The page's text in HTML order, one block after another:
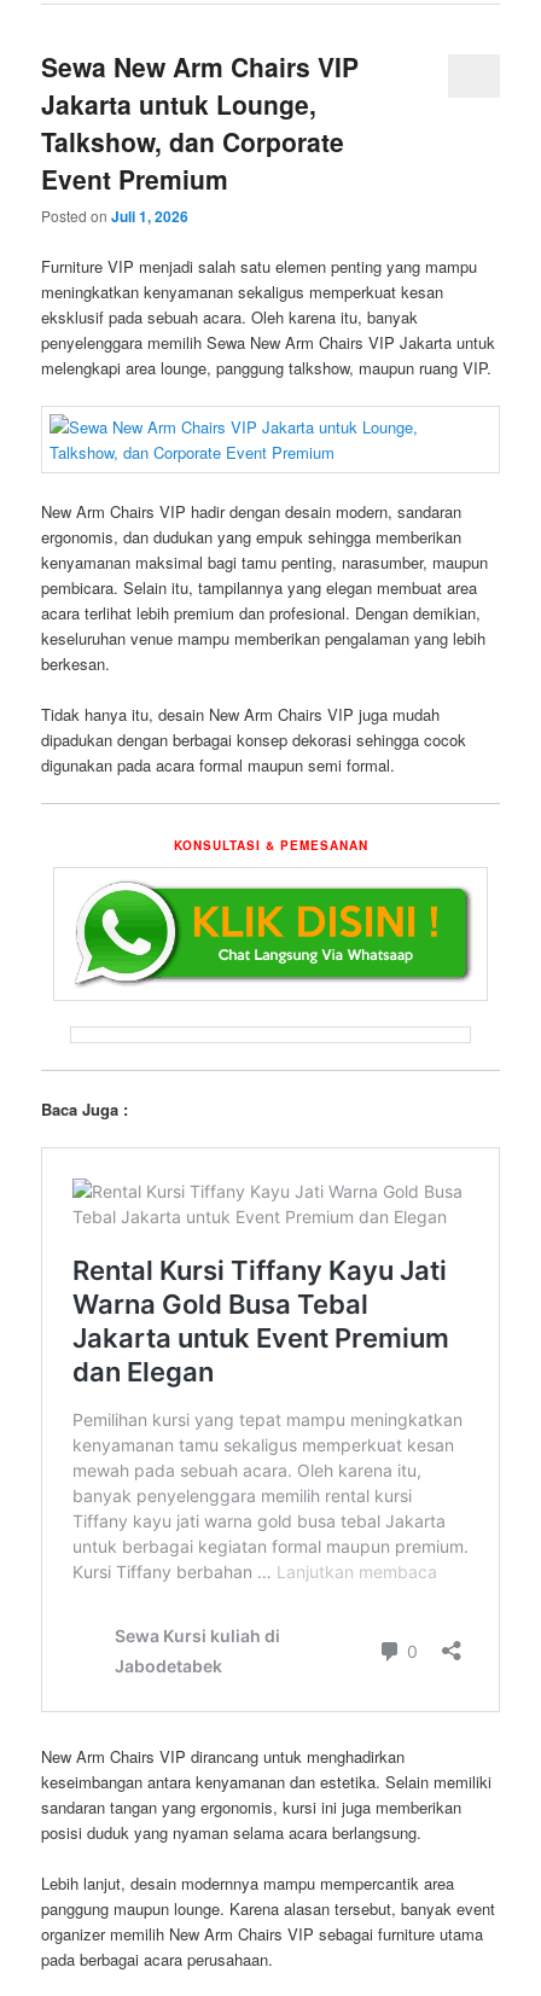
Sewa New Arm Chairs VIP
Jakarta untuk Lounge,
Talkshow, dan Corporate
Event Premium
Posted onJuli 1, 2026
Furniture VIP menjadi salah satu elemen penting yang mampu
meningkatkan kenyamanan sekaligus memperkuat kesan
eksklusif pada sebuah acara. Oleh karena itu, banyak
penyelenggara memilih Sewa New Arm Chairs VIP Jakarta untuk
melengkapi area lounge, panggung talkshow, maupun ruang VIP.
New Arm Chairs VIP hadir dengan desain modern, sandaran
ergonomis, dan dudukan yang empuk sehingga memberikan
kenyamanan maksimal bagi tamu penting, narasumber, maupun
pembicara. Selain itu, tampilannya yang elegan membuat area
acara terlihat lebih premium dan profesional. Dengan demikian,
keseluruhan venue mampu memberikan pengalaman yang lebih
berkesan.
Tidak hanya itu, desain New Arm Chairs VIP juga mudah
dipadukan dengan berbagai konsep dekorasi sehingga cocok
digunakan pada acara formal maupun semi formal.
KONSULTASI & PEMESANAN
Baca Juga :
New Arm Chairs VIP dirancang untuk menghadirkan
keseimbangan antara kenyamanan dan estetika. Selain memiliki
sandaran tangan yang ergonomis, kursi ini juga memberikan
posisi duduk yang nyaman selama acara berlangsung.
Lebih lanjut, desain modernnya mampu mempercantik area
panggung maupun lounge. Karena alasan tersebut, banyak event
organizer memilih New Arm Chairs VIP sebagai furniture utama
pada berbagai acara perusahaan.